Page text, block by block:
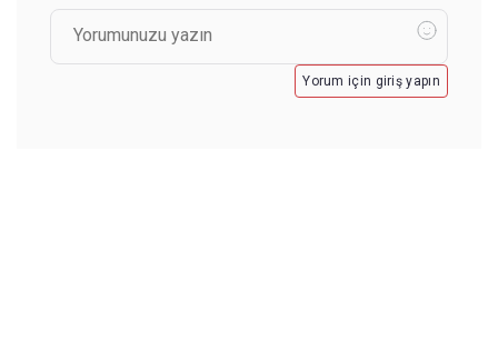
Yorum için giriş yapın